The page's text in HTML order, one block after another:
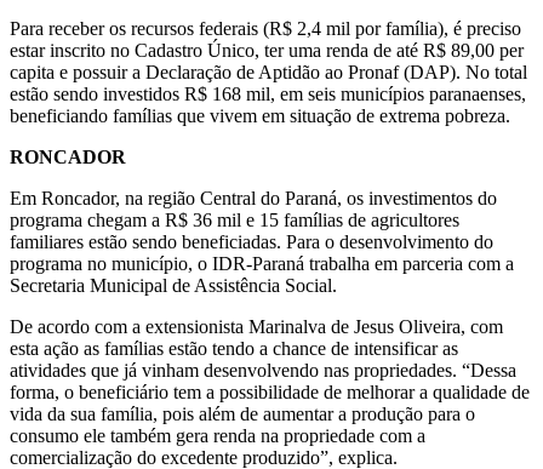
Para receber os recursos federais (R$ 2,4 mil por família), é preciso
estar inscrito no Cadastro Único, ter uma renda de até R$ 89,00 per
capita e possuir a Declaração de Aptidão ao Pronaf (DAP). No total
estão sendo investidos R$ 168 mil, em seis municípios paranaenses,
beneficiando famílias que vivem em situação de extrema pobreza.
RONCADOR
Em Roncador, na região Central do Paraná, os investimentos do
programa chegam a R$ 36 mil e 15 famílias de agricultores
familiares estão sendo beneficiadas. Para o desenvolvimento do
programa no município, o IDR-Paraná trabalha em parceria com a
Secretaria Municipal de Assistência Social.
De acordo com a extensionista Marinalva de Jesus Oliveira, com
esta ação as famílias estão tendo a chance de intensificar as
atividades que já vinham desenvolvendo nas propriedades. “Dessa
forma, o beneficiário tem a possibilidade de melhorar a qualidade de
vida da sua família, pois além de aumentar a produção para o
consumo ele também gera renda na propriedade com a
comercialização do excedente produzido”, explica.